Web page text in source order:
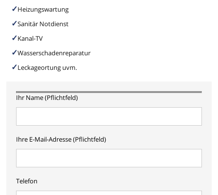
Heizungswartung
Sanitär Notdienst
Kanal-TV
Wasserschadenreparatur
Leckageortung uvm.
Ihr Name (Pflichtfeld)
Ihre E-Mail-Adresse (Pflichtfeld)
Telefon